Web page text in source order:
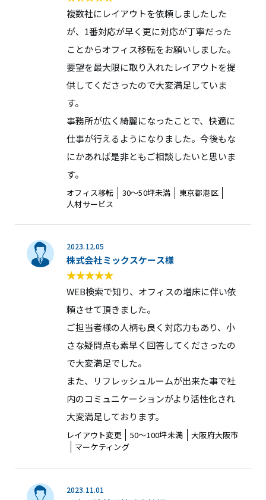
複数社にレイアウトを依頼しましたした
が、1番対応が早く更に対応が丁寧だった
ことからオフィス移転をお願いしました。
要望を最大限に取り入れたレイアウトを提
供してくださったので大変満足していま
す。
事務所が広く綺麗になったことで、快適に
仕事が行えるようになりました。今後もな
にかあれば是非ともご相談したいと思いま
す。
オフィス移転 30〜50坪未満
東京都港区
人材サービス
2023.12.05
株式会社ミックスケース様
WEB検索で知り、オフィスの増床に伴い依
頼させて頂きました。
ご担当者様の人柄も良く対応力もあり、小
さな疑問点も素早く回答してくださったの
で大変満足でした。
また、リフレッシュルームが出来た事で社
内のコミュニケーションがより活性化され
大変満足しております。
レイアウト変更 50〜100坪未満
大阪府大阪市
マーケティング
2023.11.01